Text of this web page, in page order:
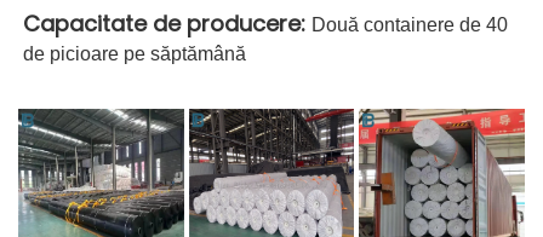
Capacitate de producere: Două containere de 40
de picioare pe săptămână